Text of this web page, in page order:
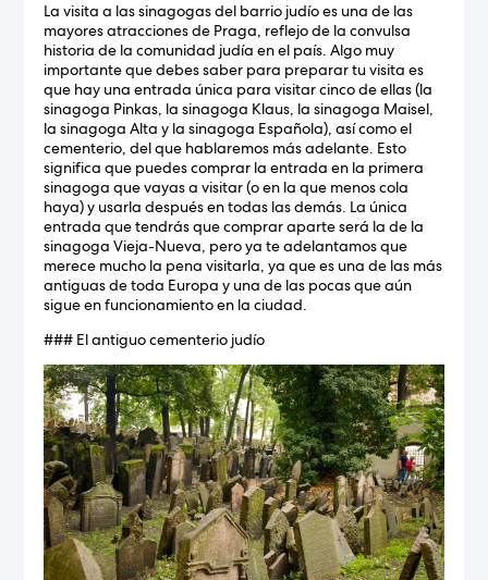
La visita a las sinagogas del barrio judío es una de las
mayores atracciones de Praga, reflejo de la convulsa
historia de la comunidad judía en el país. Algo muy
importante que debes saber para preparar tu visita es
que hay una entrada única para visitar cinco de ellas (la
sinagoga Pinkas, la sinagoga Klaus, la sinagoga Maisel,
la sinagoga Alta y la sinagoga Española), así como el
cementerio, del que hablaremos más adelante. Esto
significa que puedes comprar la entrada en la primera
sinagoga que vayas a visitar (o en la que menos cola
haya) y usarla después en todas las demás. La única
entrada que tendrás que comprar aparte será la de la
sinagoga Vieja-Nueva, pero ya te adelantamos que
merece mucho la pena visitarla, ya que es una de las más
antiguas de toda Europa y una de las pocas que aún
sigue en funcionamiento en la ciudad.
### El antiguo cementerio judío